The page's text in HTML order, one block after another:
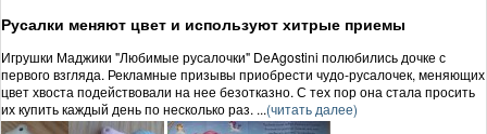
Русалки меняют цвет и используют хитрые приемы
Игрушки Маджики "Любимые русалочки" DeAgostini полюбились дочке с
первого взгляда. Рекламные призывы приобрести чудо-русалочек, меняющих
цвет хвоста подействовали на нее безотказно. С тех пор она стала просить
их купить каждый день по несколько раз. ...(читать далее)